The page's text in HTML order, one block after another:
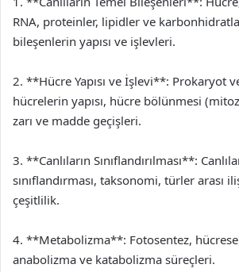
RNA, proteinler, lipidler ve
bileşenlerin yapısı ve işlevleri.
2. **Hücre Yapısı ve İşlevi**: Prokaryot
hücrelerin yapısı, hücre bölünmesi
zarı ve madde geçişleri.
3. **Canlıların Sınıflandırılması**:
sınıflandırması, taksonomi, türler arası
çeşitlilik.
4. **Metabolizma**: Fotosentez,
anabolizma ve katabolizma süreçleri.